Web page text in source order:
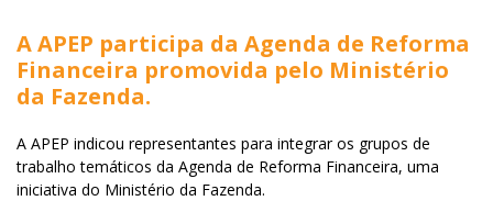
A APEP participa da Agenda de Reforma
Financeira promovida pelo Ministério
da Fazenda.
A APEP indicou representantes para integrar os grupos de
trabalho temáticos da Agenda de Reforma Financeira, uma
iniciativa do Ministério da Fazenda.